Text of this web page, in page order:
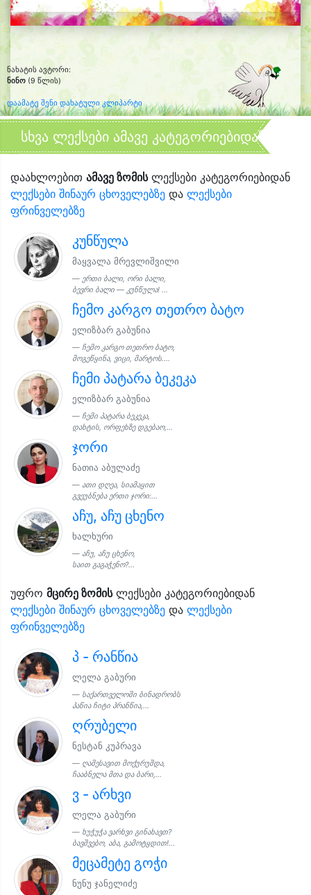
ნახატის ავტორი:
ნინო (9 წლის)
დაამატე შენი დახატული კლიპარტი
სხვა ლექსები ამავე კატეგორიებიდან
დაახლოებით ამავე ზომისლექსები კატეგორიებიდან
ლექსები შინაურ ცხოველებზე და ლექსები
ფრინველებზე
კუნწულა
მაყვალა მრევლიშვილი
ერთი ბალი, ორი ბალი,
ბევრი ბალი — კუნწულა! ...
ჩემო კარგო თეთრო ბატო
ელიზბარ გაბუნია
ჩემო კარგო თეთრო ბატო,
მოგეწყინა, ვიცი, მარტოს....
ჩემი პატარა ბეკეკა
ელიზბარ გაბუნია
ჩემი პატარა ბეკეკა,
დახტის, ორფეხზე დგებაო,...
ჯორი
ნათია აბულაძე
ათი დღეა, სიამაყით
გვეუბნება ერთი ჯორი:...
აჩუ, აჩუ ცხენო
ხალხური
აჩუ, აჩუ ცხენო,
საით გაგაჭენო?...
უფრო მცირე ზომისლექსები კატეგორიებიდან
ლექსები შინაურ ცხოველებზე და ლექსები
ფრინველებზე
პ - რანწია
ლელა გაბური
საქართველოში ბინადრობს
პაწია ჩიტი პრანწია,...
ღრუბელი
ნესტან კუპრავა
ღამესავით მოქურუშდა,
ჩააბნელა მთა და ბარი,...
ვ - არხვი
ლელა გაბური
ხუჭუჭა ვარხვი გინახავთ?
ბავშვებო, აბა, გამოტყდით!...
მეცამეტე გოჭი
ნუნუ ჯანელიძე